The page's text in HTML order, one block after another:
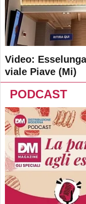
Video:
viale Piave (Mi)
PODCAST